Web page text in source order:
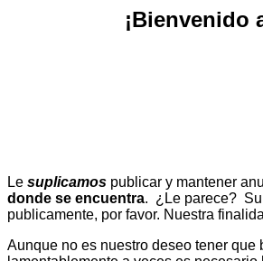
¡Bienvenido
Le suplicamos publicar y mantener
donde se encuentra. ¿Le parece?
publicamente, por favor. Nuestra
Aunque no es nuestro deseo tener